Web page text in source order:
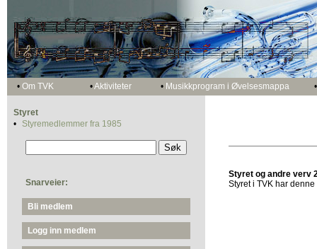
•Om TVK •Aktiviteter • Musikkprogram i Øvelsesmappa •
Styret
•
Styremedlemmer fra 1985
Snarveier:
Bli medlem
Logg inn medlem
Styret og andre verv
Styret i TVK har